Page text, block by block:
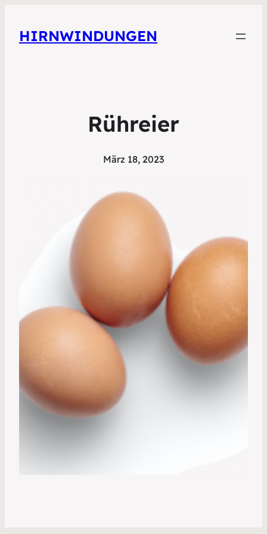
HIRNWINDUNGEN
Rühreier
März 18, 2023